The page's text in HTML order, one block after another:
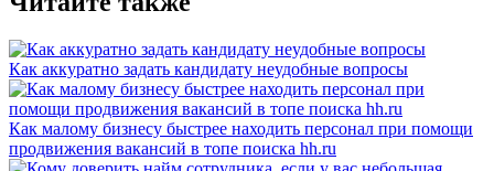
Как аккуратно задать кандидату неудобные вопросы
Как малому бизнесу быстрее находить персонал при помощи
продвижения вакансий в топе поиска hh.ru